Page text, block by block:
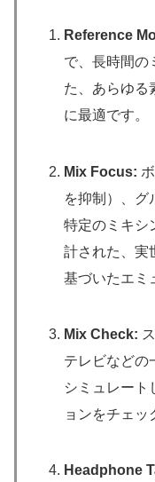
Reference
で、長時間の
た、あらゆる
に最適です。
Mix Focus:
を抑制）、グ
特定のミキシ
計された、実
基づいたエミ
Mix Check:
テレビなどの
シミュレート
ョンをチェッ
Headphone